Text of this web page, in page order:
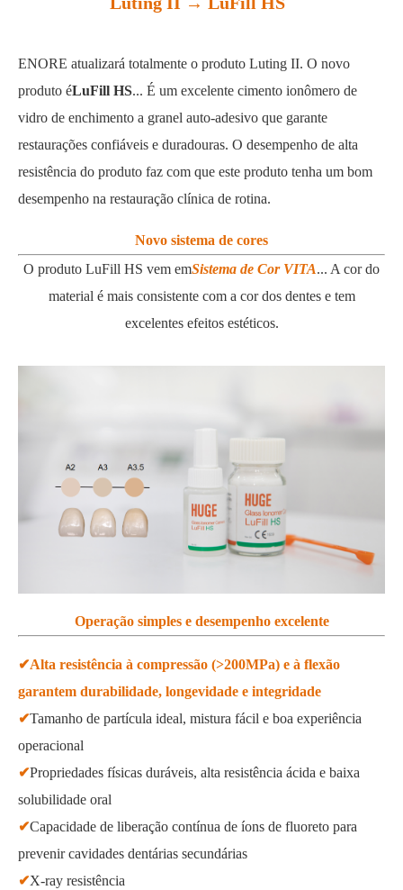
ENORE atualizará totalmente o produto Luting II. O novo
produto éLuFill HS... É um excelente cimento ionômero de
vidro de enchimento a granel auto-adesivo que garante
restaurações confiáveis e duradouras. O desempenho de alta
resistência do produto faz com que este produto tenha um bom
desempenho na restauração clínica de rotina.
Novo sistema de cores
O produto LuFill HS vem emSistema de Cor VITA... A cor do
material é mais consistente com a cor dos dentes e tem
excelentes efeitos estéticos.
Operação simples e desempenho excelente
✔Alta resistência à compressão (>200MPa) e à flexão
garantem durabilidade, longevidade e integridade
✔Tamanho de partícula ideal, mistura fácil e boa experiência
operacional
✔Propriedades físicas duráveis, alta resistência ácida e baixa
solubilidade oral
✔Capacidade de liberação contínua de íons de fluoreto para
prevenir cavidades dentárias secundárias
✔X-ray resistência